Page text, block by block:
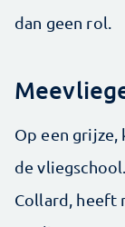
dan geen rol.
Op een
de
Collard, heeft